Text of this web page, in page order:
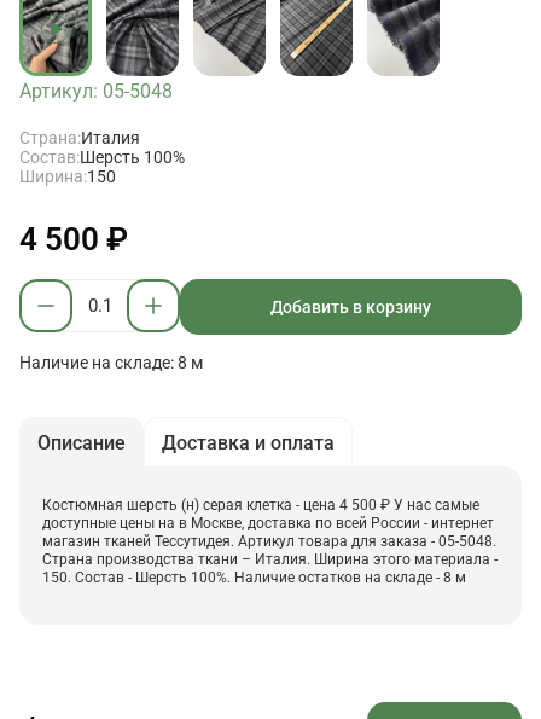
Артикул: 05-5048
Страна:Италия
Состав:Шерсть 100%
Ширина:150
4 500 ₽
Добавить в корзину
Наличие на складе: 8 м
Описание Доставка и оплата
Костюмная шерсть (н) серая клетка - цена 4 500 ₽ У нас самые
доступные цены на в Москве, доставка по всей России - интернет
магазин тканей Тессутидея. Артикул товара для заказа - 05-5048.
Страна производства ткани – Италия. Ширина этого материала -
150. Состав - Шерсть 100%. Наличие остатков на складе - 8 м